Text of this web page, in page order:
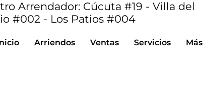
Arriendos Ventas Servicios Más
Arrendador: Cúcuta #19 - Villa del
#002 - Los Patios #004